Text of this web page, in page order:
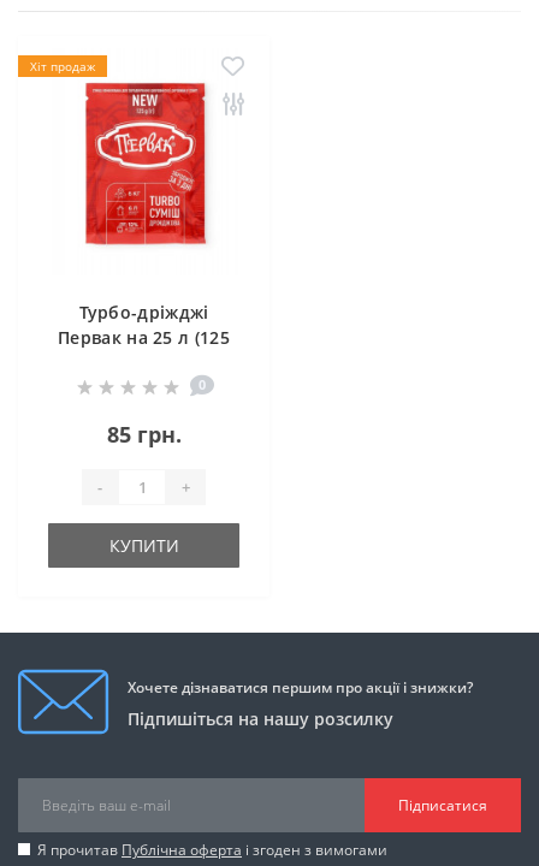
Хіт продаж
Турбо-дріжджі
Первак на 25 л (125
0
85 грн.
- +
КУПИТИ
Хочете дізнаватися першим про акції і знижки?
Підпишіться на нашу розсилку
Підписатися
Я прочитав Публічна оферта і згоден з вимогами